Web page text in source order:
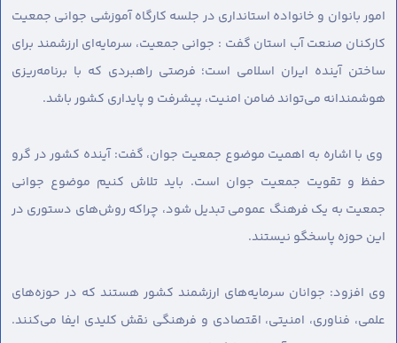
امور بانوان و خانواده استانداری در جلسه کارگاه آموزشی جوانی جمعیت
کارکنان صنعت آب استان گفت : جوانی جمعیت، سرمایه‌ای ارزشمند برای
ساختن آینده ایران اسلامی است؛ فرصتی راهبردی که با برنامه‌ریزی
هوشمندانه می‌تواند ضامن امنیت، پیشرفت و پایداری کشور باشد.
وی با اشاره به اهمیت موضوع جمعیت جوان، گفت: آینده کشور در گرو
حفظ و تقویت جمعیت جوان است. باید تلاش کنیم موضوع جوانی
جمعیت به یک فرهنگ عمومی تبدیل شود، چراکه روش‌های دستوری در
این حوزه پاسخگو نیستند.
وی افزود: جوانان سرمایه‌های ارزشمند کشور هستند که در حوزه‌های
علمی، فناوری، امنیتی، اقتصادی و فرهنگی نقش کلیدی ایفا می‌کنند.